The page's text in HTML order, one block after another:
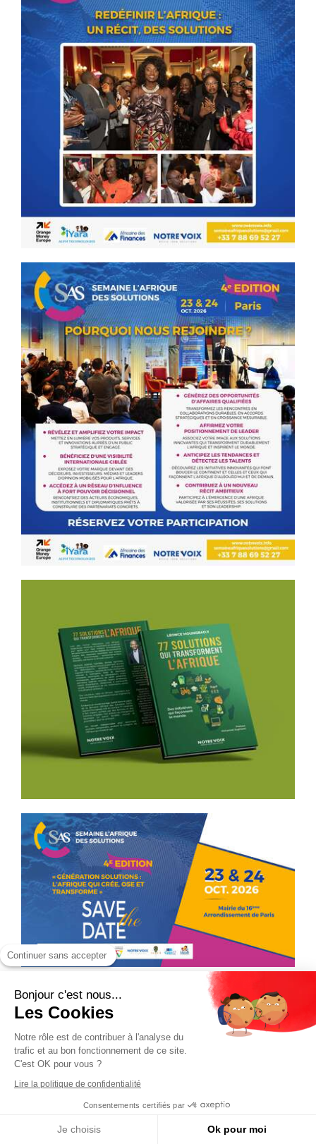
Continuer sans accepter
Bonjour c'est nous...
Les Cookies
Notre rôle est de contribuer à l'analyse du
trafic et au bon fonctionnement de ce site.
C'est OK pour vous ?
Lire la politique de confidentialité
Consentements certifiés par
Je choisis Ok pour moi